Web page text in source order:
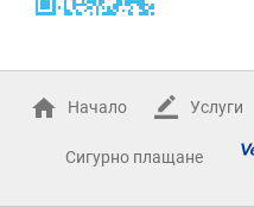
Начало Услуги
Сигурно плащане